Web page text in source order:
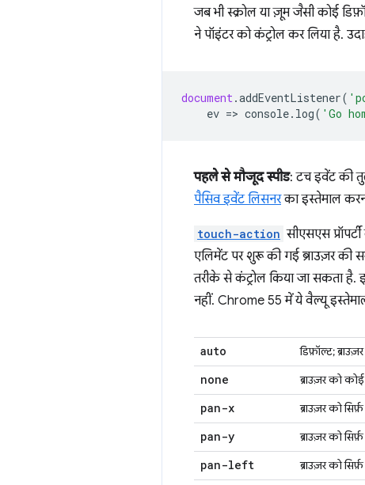
जब भी स्क्रोल या ज़ूम जैसी कोई
ने पॉइंटर को कंट्रोल कर लिया है.
document.addEventListener(
ev => console. log( 'Go
पहले से मौजूद स्पीड: टच इवेंट की
पैसिव इवेंट लिसनरका इस्तेमाल
touch-action सीएसएस
एलिमेंट पर शुरू की गई ब्राउज़र की
तरीके से कंट्रोल किया जा सकता है.
नहीं. Chrome 55 में ये वैल्यू
auto डिफ़ॉल्ट;
none ब्राउज़र को
pan-x ब्राउज़र को
pan-y ब्राउज़र को
pan-left ब्राउज़र को